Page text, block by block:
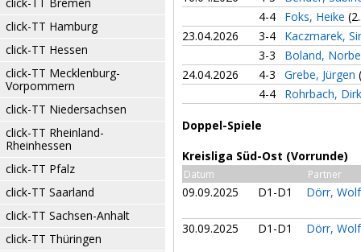
click-TT Hamburg
click-TT Hessen
click-TT Mecklenburg-
Vorpommern
click-TT Niedersachsen
click-TT Rheinland-
Rheinhessen
click-TT Pfalz
click-TT Saarland
click-TT Sachsen-Anhalt
click-TT Thüringen
4-4
Foks, Heike
23.04.2026
3-4
Kaczmarek,
3-3
Boland,
24.04.2026
4-3 Grebe, Jürgen
4-4
Rohrbach,
Doppel-Spiele
Kreisliga Süd-Ost (Vorrunde)
Datum Partner
09.09.2025 D1-D1 Dörr,
30.09.2025 D1-D1 Dörr,